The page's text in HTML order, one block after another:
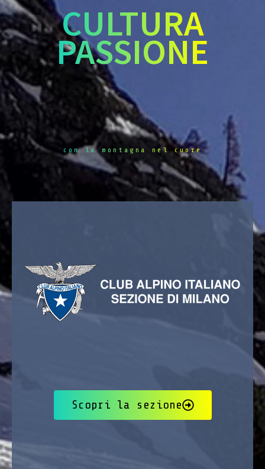
CULTURA
PASSIONE
con la montagna nel cuore
Scopri la sezione